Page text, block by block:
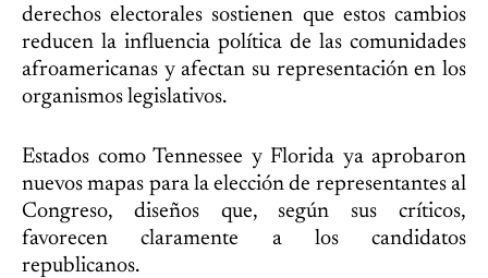
derechos electorales sostienen que estos cambios
reducen la influencia política de las comunidades
afroamericanas y afectan su representación en los
organismos legislativos.
Estados como Tennessee y Florida ya aprobaron
nuevos mapas para la elección de representantes al
Congreso, diseños que, según sus críticos,
favorecen claramente a los candidatos
republicanos.